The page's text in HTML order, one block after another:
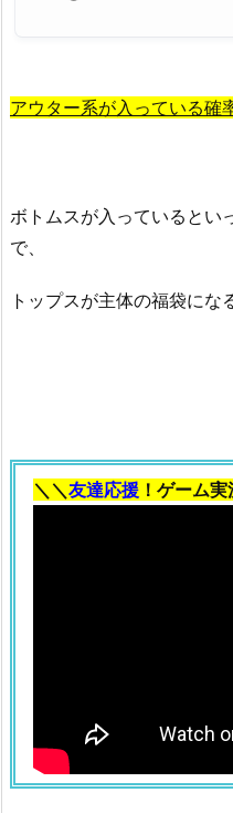
アウター系が入っている
ボトムスが入っているとい
で、
トップスが主体の福袋にな
＼＼ 友達応援 ！ゲーム